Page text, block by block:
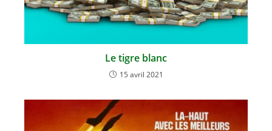
Le tigre blanc
15 avril 2021